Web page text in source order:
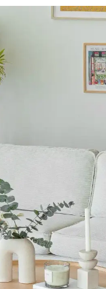
Detaylı
eşyaların
ve mobilyalarla
dengesini
dengeler. Sahil
Değerlendirmesi
edilen uyumlu